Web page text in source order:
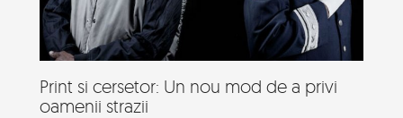
Print si cersetor: Un nou mod de a privi
oamenii strazii